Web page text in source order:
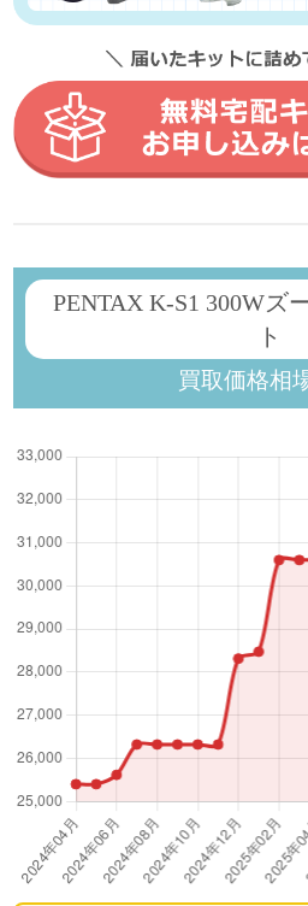
PENTAX K-S1 300Wズ
ト
買取価格相